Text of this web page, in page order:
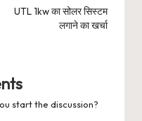
UTL 1kw का सोलर सिस्टम
लगाने का खर्चा
start the discussion?